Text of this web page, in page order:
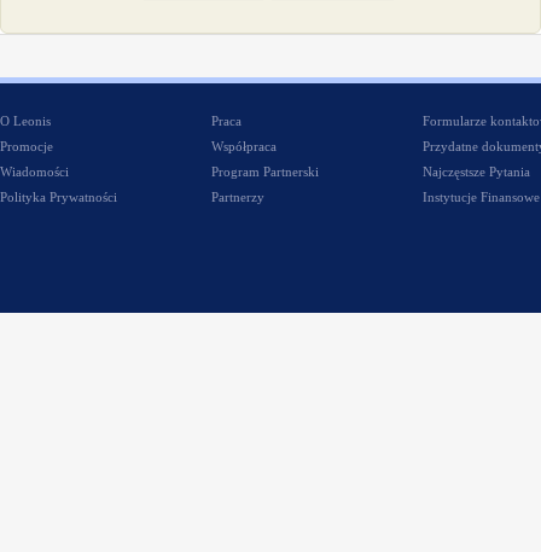
O Leonis
Promocje
Wiadomości
Polityka Prywatności
Praca
Współpraca
Program Partnerski
Partnerzy
Formularze
Przydatne
Najczęstsze Pytania
Instytucje Finansowe